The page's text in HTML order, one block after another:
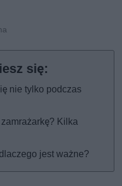
nie tylko podczas
Kilka
jest ważne?